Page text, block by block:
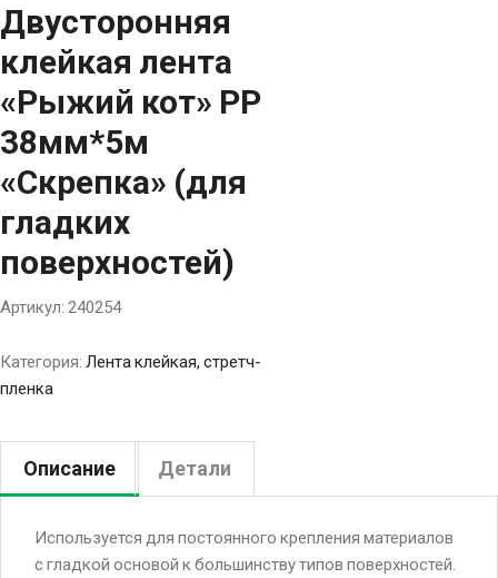
Двусторонняя
клейкая лента
«Рыжий кот» PP
38мм*5м
«Скрепка» (для
гладких
поверхностей)
Артикул: 240254
Категория: Лента клейкая, стретч-
пленка
Описание Детали
Используется для постоянного крепления материалов
с гладкой основой к большинству типов поверхностей.